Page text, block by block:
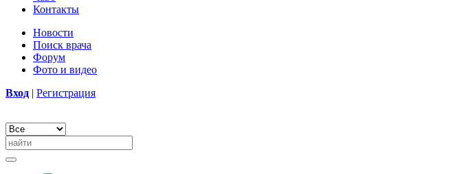
Контакты
Новости
Поиск врача
Форум
Фото и видео
Вход | Регистрация